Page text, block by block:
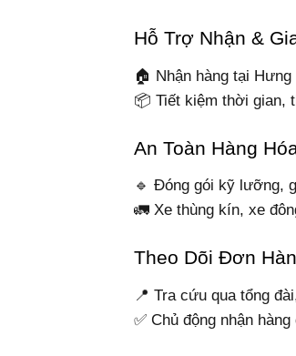
Hỗ Trợ Nhận &
🏠 Nhận hàng tại
📦 Tiết kiệm thời gian,
An Toàn Hàng
🔹 Đóng gói kỹ lưỡng,
🚛 Xe thùng kín, xe
Theo Dõi Đơn
📍 Tra cứu qua tổng
✅ Chủ động nhận